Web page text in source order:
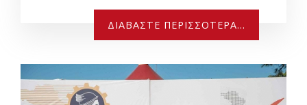
ΔΙΑΒΆΣΤΕ ΠΕΡΙΣΣΌΤΕΡΑ...